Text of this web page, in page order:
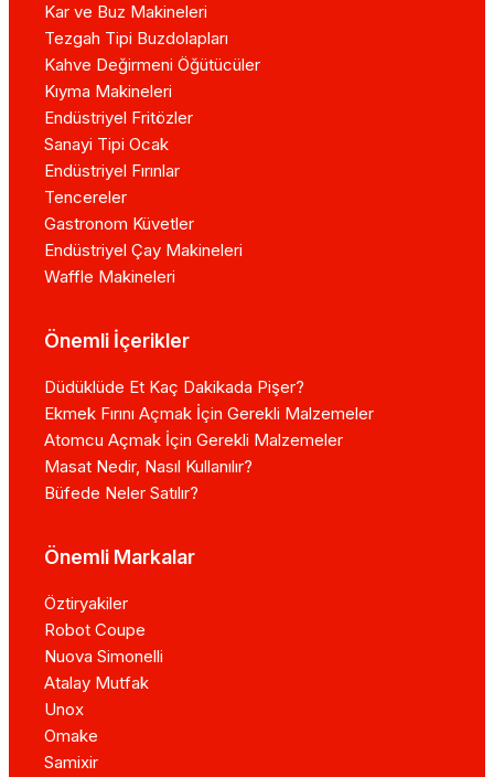
Kar ve Buz Makineleri
Tezgah Tipi Buzdolapları
Kahve Değirmeni Öğütücüler
Kıyma Makineleri
Endüstriyel Fritözler
Sanayi Tipi Ocak
Endüstriyel Fırınlar
Tencereler
Gastronom Küvetler
Endüstriyel Çay Makineleri
Waffle Makineleri
Önemli İçerikler
Düdüklüde Et Kaç Dakikada Pişer?
Ekmek Fırını Açmak İçin Gerekli Malzemeler
Atomcu Açmak İçin Gerekli Malzemeler
Masat Nedir, Nasıl Kullanılır?
Büfede Neler Satılır?
Önemli Markalar
Öztiryakiler
Robot Coupe
Nuova Simonelli
Atalay Mutfak
Unox
Omake
Samixir